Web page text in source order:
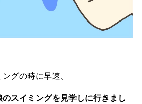
グの時に早速、
スイミングを見学しに行きまし